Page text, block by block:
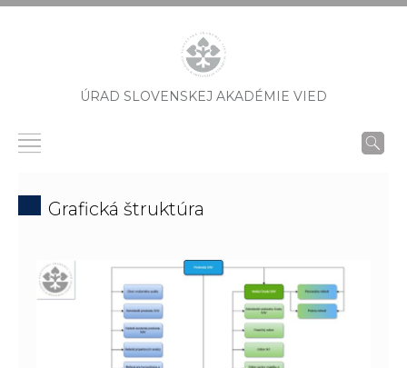
ÚRAD SLOVENSKEJ AKADÉMIE VIED
Grafická štruktúra